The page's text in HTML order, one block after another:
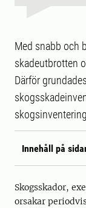
Med snabb och
skadeutbrotten
Därför
Innehåll på
Skogsskador,
orsakar